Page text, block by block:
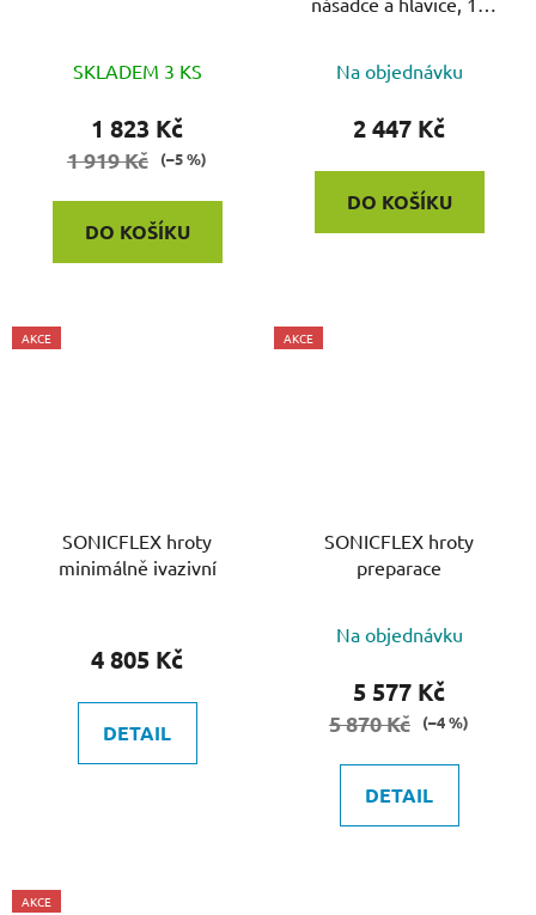
SKLADEM 3 KS
1 823 Kč
1 919 Kč (–5 %)
DO KOŠÍKU
Na objednávku
2 447 Kč
DO KOŠÍKU
AKCE
SONICFLEX hroty
minimálně ivazivní
4 805 Kč
DETAIL
AKCE
SONICFLEX hroty
preparace
Na objednávku
5 577 Kč
5 870 Kč (–4 %)
DETAIL
AKCE